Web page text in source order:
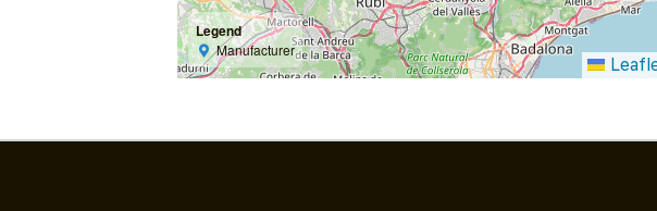
Legend
Manufacturer